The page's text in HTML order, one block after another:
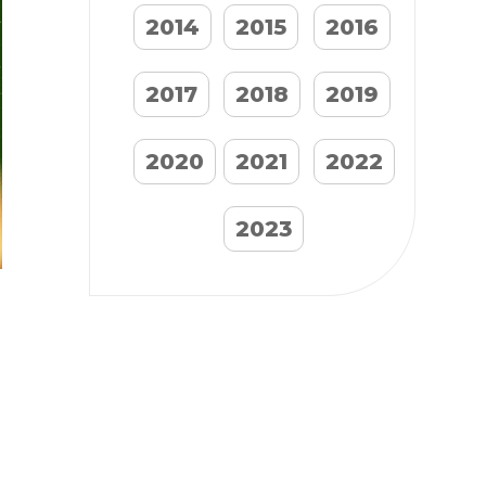
2014 2015 2016
2017 2018 2019
2020 2021 2022
2023